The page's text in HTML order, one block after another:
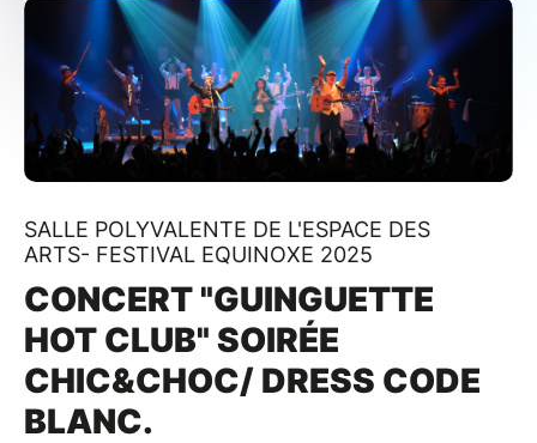
SALLE POLYVALENTE DE L'ESPACE DES
ARTS- FESTIVAL EQUINOXE 2025
CONCERT "GUINGUETTE
HOT CLUB" SOIRÉE
CHIC&CHOC/ DRESS CODE
BLANC.